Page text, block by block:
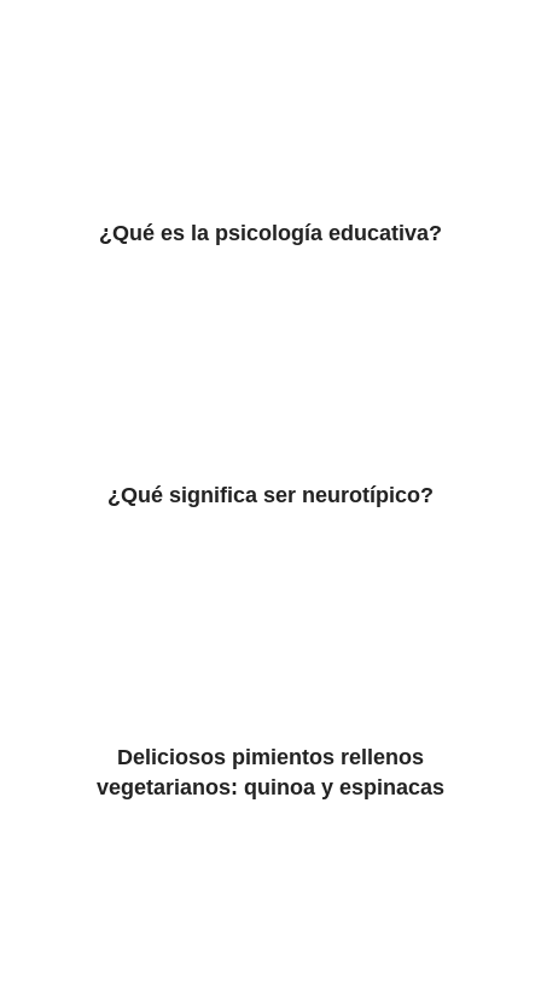
¿Qué es la psicología educativa?
¿Qué significa ser neurotípico?
Deliciosos pimientos rellenos
vegetarianos: quinoa y espinacas